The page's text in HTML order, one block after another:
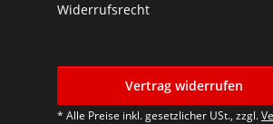
Widerrufsrecht
Vertrag widerrufen
* Alle Preise inkl. gesetzlicher USt., zzgl.